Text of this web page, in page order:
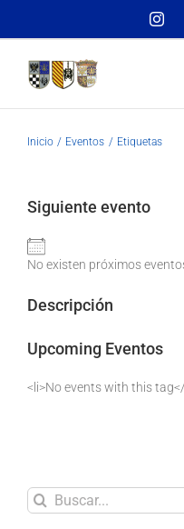
content
Inicio Eventos Etiquetas
Siguiente evento
No existen próximos
Descripción
Upcoming Eventos
<li>No events with this
Buscar